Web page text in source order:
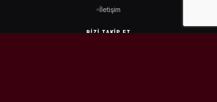
İletişim
BIZI TAKIP ET